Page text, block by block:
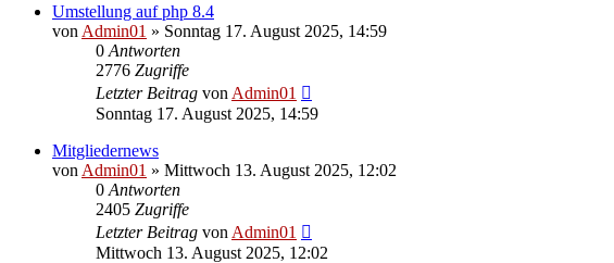
Umstellung auf php 8.4
von Admin01 » Sonntag 17. August 2025, 14:59
0 Antworten
2776 Zugriffe
Letzter Beitrag von Admin01
Sonntag 17. August 2025, 14:59
Mitgliedernews
von Admin01 » Mittwoch 13. August 2025, 12:02
0 Antworten
2405 Zugriffe
Letzter Beitrag von Admin01
Mittwoch 13. August 2025, 12:02